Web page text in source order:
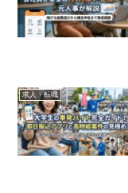
求人・転職